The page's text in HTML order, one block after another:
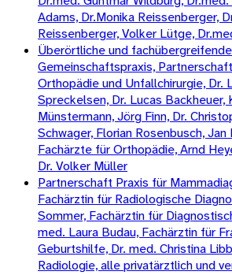
Adams, Dr.Monika Reissenberger,
Reissenberger, Volker Lütge,
Überörtliche und fachübergreifende
Gemeinschaftspraxis,
Orthopädie und Unfallchirurgie, Dr.
Spreckelsen, Dr. Lucas Backheuer,
Münstermann, Jörg Finn, Dr.
Schwager, Florian Rosenbusch,
Fachärzte für Orthopädie, Arnd
Dr. Volker Müller
Partnerschaft Praxis für
Fachärztin für Radiologische
Sommer, Fachärztin für
med. Laura Budau, Fachärztin für
Geburtshilfe, Dr. med. Christina
Radiologie, alle privatärztlich und